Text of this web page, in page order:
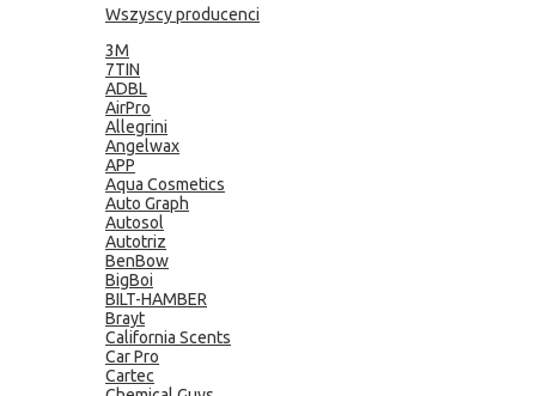
Wszyscy producenci
3M
7TIN
ADBL
AirPro
Allegrini
Angelwax
APP
Aqua Cosmetics
Auto Graph
Autosol
Autotriz
BenBow
BigBoi
BILT-HAMBER
Brayt
California Scents
Car Pro
Cartec